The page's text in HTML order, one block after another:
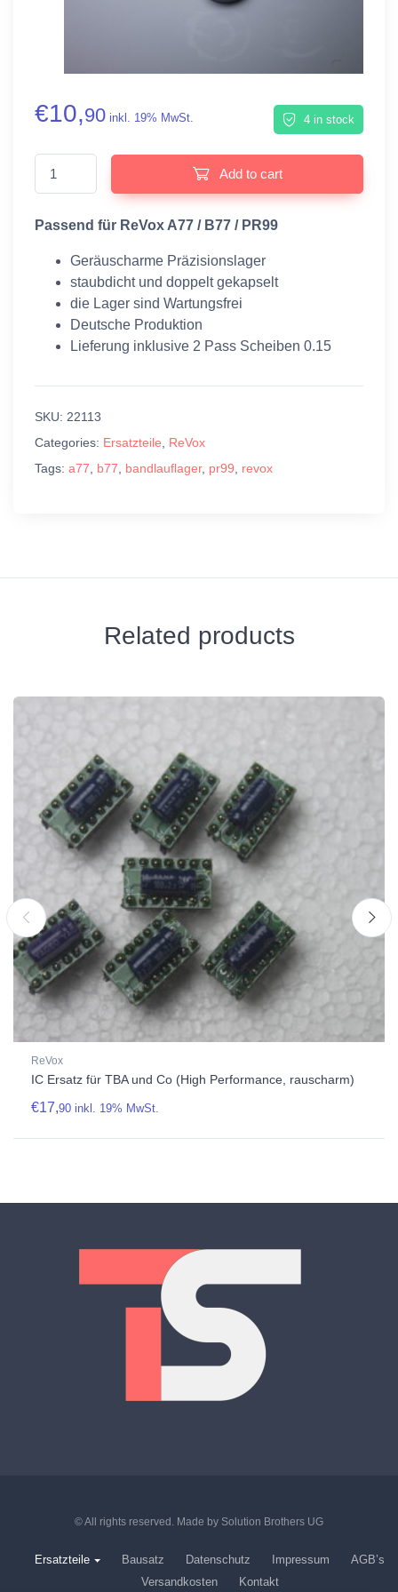
€10,90 inkl. 19% MwSt. 4 in stock
ReVox Bandlauflager quantity
Add to cart
Passend für ReVox A77 / B77 / PR99
Geräuscharme Präzisionslager
staubdicht und doppelt gekapselt
die Lager sind Wartungsfrei
Deutsche Produktion
Lieferung inklusive 2 Pass Scheiben 0.15
SKU: 22113
Categories: Ersatzteile
ReVox
Tags: a77 b77 bandlauflager, pr99 revox
Related products
ReVox
IC Ersatz für TBA und Co (High Performance, rauscharm)
€17,90 inkl. 19% MwSt.
© All rights reserved. Made by Solution Brothers UG
Ersatzteile Bausatz Datenschutz Impressum
AGB’s
Versandkosten
Kontakt